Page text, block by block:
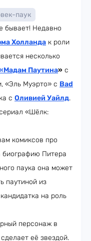
паук
бывает! Недавно
Холланда к роли
несколько
Паутина» с
«Эль Муэрто» с Bad
с Оливией Уайлд.
«Шёлк:
комиксов про
биографию Питера
паука она может
паутиной из
на роль
персонаж в
её звездой.